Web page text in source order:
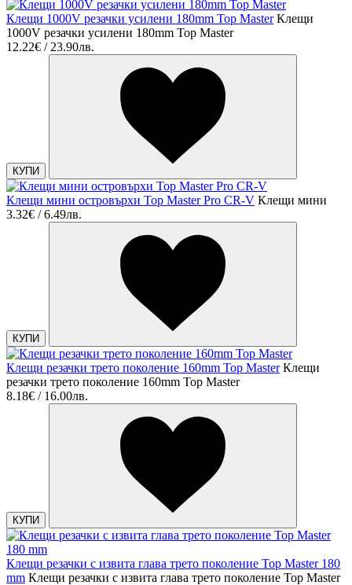
Клещи 1000V резачки усилени 180mm Top Master Клещи
1000V резачки усилени 180mm Top Master
12.22€ / 23.90лв.
КУПИ
Клещи мини островърхи Top Master Pro CR-V Клещи мини
3.32€ / 6.49лв.
КУПИ
Клещи резачки трето поколение 160mm Top Master Клещи
резачки трето поколение 160mm Top Master
8.18€ / 16.00лв.
КУПИ
Клещи резачки с извита глава трето поколение Top Master 180
mm Клещи резачки с извита глава трето поколение Top Master